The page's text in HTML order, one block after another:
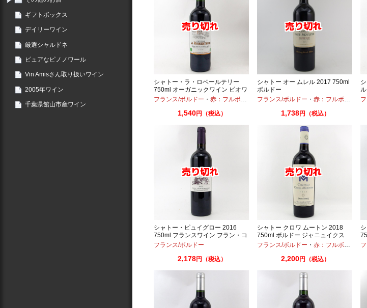
ギフトボックス
デイリーワイン
厳選シャルドネ
ピュアなピノノワール
Vin Amisさん取り扱いワイン
2005年ワイン
千葉県館山市産ワイン
シャトー・ラ・ロベールテリー
750ml オーガニックワイン ビオワ
イン
フランス/ボルドー ・ 赤：フルボディ ・メルロー
1,540円（税込）
シャトー オー ムレル 2017 750ml
ボルドー
フランス/ボルドー ・ 赤：フルボディ ・
1,738円（税込）
シャトー・ピュイグロー 2016
750ml フランスワイン フラン・コ
ート・ド・ボルドー
フランス/ボルドー
2,178円（税込）
シャトー クロワ ムートン 2018
750ml ボルドー ジャニュイクス
フランス/ボルドー ・ 赤：フルボディ ・
2,200円（税込）